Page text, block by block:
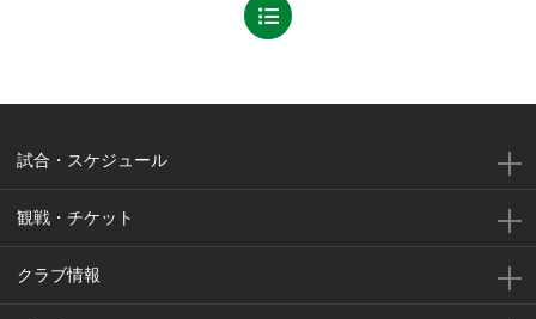
試合・スケジュール
観戦・チケット
クラブ情報